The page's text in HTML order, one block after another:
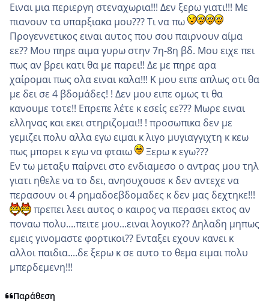
Ειναι μια περιεργη στεναχωρια!!! Δεν ξερω γιατι!!! Με
πιανουν τα υπαρξιακα μου??? Τι να πω
Προγεννετικος ειναι αυτος που σου παιρνουν αίμα
εε?? Μου πηρε αιμα γυρω στην 7η-8η βδ. Μου ειχε πει
πως αν βρει κατι θα με παρει!! Δε με πηρε αρα
χαίρομαι πως ολα ειναι καλα!!! Κ μου ειπε απλως οτι θα
με δει σε 4 βδομάδες! ! Δεν μου ειπε ομως τι θα
κανουμε τοτε!! Επρεπε λέτε κ εσείς εε??? Μωρε ειναι
ελληνας και εκει στηριζομαι!! ! προσωπικα δεν με
γεμιζει πολυ αλλα εγω ειμαι κ λιγο μυγιαγγιχτη κ κεω
πως μπορει κ εγω να φταιω
Ξερω κ εγω???
Εν τω μεταξυ παίρνει στο ενδιαμεσο ο αντρας μου τηλ
γιατι ηθελε να το δει, ανησυχουσε κ δεν αντεχε να
περασουν οι 4 ρημαδοεβδομαδες κ δεν μας δεχτηκε!!!
πρεπει λεει αυτος ο καιρος να περασει εκτος αν
ποναω πολυ....πειτε μου...ειναι λογικο?? Δηλαδη μηπως
εμεις γινομαστε φορτικοι?? Ενταξει εχουν κανει κ
αλλοι παιδια....δε ξερω κ σε αυτο το θεμα ειμαι πολυ
μπερδεμενη!!!
Παράθεση